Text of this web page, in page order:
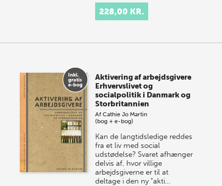
228,00 KR.
Aktivering af arbejdsgivere
Erhvervslivet og
socialpolitik i Danmark og
Storbritannien
AfCathie Jo Martin
(bog + e-bog)
Kan de langtidsledige reddes
fra et liv med social
udstødelse? Svaret afhænger
delvis af, hvor villige
arbejdsgiverne er til at
deltage i den ny "akti…